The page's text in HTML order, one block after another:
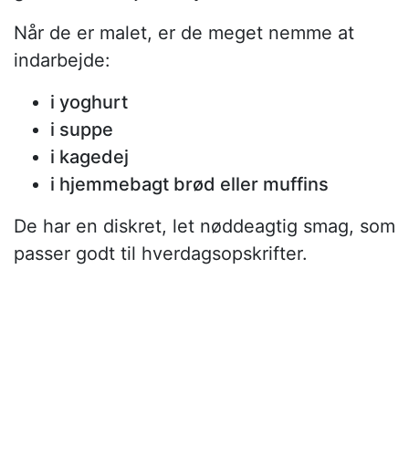
Når de er malet, er de meget nemme at
indarbejde:
i yoghurt
i suppe
i kagedej
i hjemmebagt brød eller muffins
De har en diskret, let nøddeagtig smag, som
passer godt til hverdagsopskrifter.